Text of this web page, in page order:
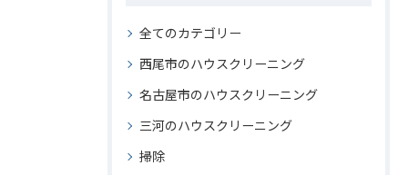
全てのカテゴリー
西尾市のハウスクリーニング
名古屋市のハウスクリーニング
三河のハウスクリーニング
掃除